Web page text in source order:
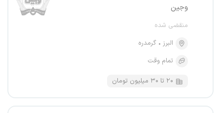
وجین
منقضی شده
البرز
گرمدره
تمام وقت
۲۰ تا ۳۰ میلیون تومان